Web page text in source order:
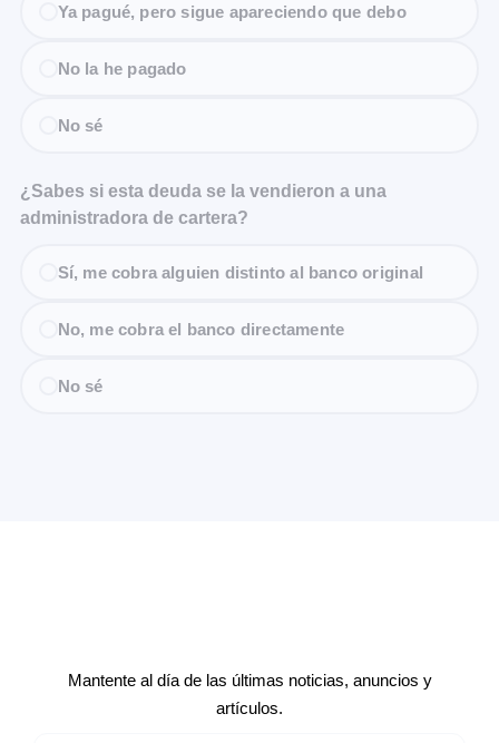
Ya pagué, pero sigue apareciendo que debo
No la he pagado
No sé
¿Sabes si esta deuda se la vendieron a una
administradora de cartera?
Sí, me cobra alguien distinto al banco original
No, me cobra el banco directamente
No sé
Mantente al día de las últimas noticias, anuncios y
artículos.